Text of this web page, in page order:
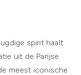
spirit haalt
uit de Parijse
meest iconische